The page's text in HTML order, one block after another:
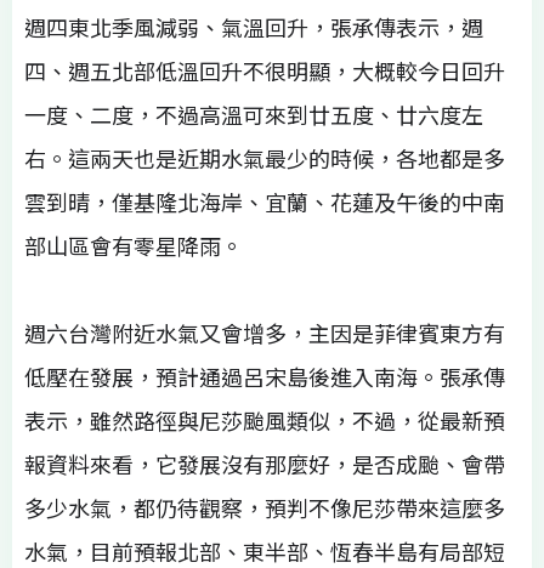
週四東北季風減弱、氣溫回升，張承傳表示，週
四、週五北部低溫回升不很明顯，大概較今日回升
一度、二度，不過高溫可來到廿五度、廿六度左
右。這兩天也是近期水氣最少的時候，各地都是多
雲到晴，僅基隆北海岸、宜蘭、花蓮及午後的中南
部山區會有零星降雨。
週六台灣附近水氣又會增多，主因是菲律賓東方有
低壓在發展，預計通過呂宋島後進入南海。張承傳
表示，雖然路徑與尼莎颱風類似，不過，從最新預
報資料來看，它發展沒有那麼好，是否成颱、會帶
多少水氣，都仍待觀察，預判不像尼莎帶來這麼多
水氣，目前預報北部、東半部、恆春半島有局部短